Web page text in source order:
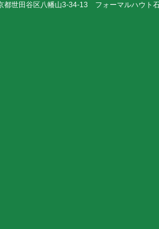
世田谷区八幡山3-34-13 フォーマルハウト